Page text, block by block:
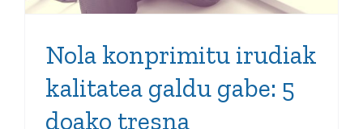
Nola konprimitu irudiak
kalitatea galdu gabe: 5
doako tresna